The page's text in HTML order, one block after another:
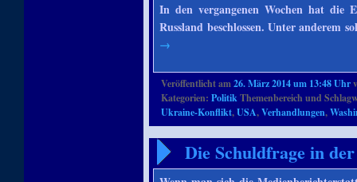
In den vergangenen Wochen hat die
Russland beschlossen. Unter
→
Veröffentlicht am26. März 2014 um 13:48 Uhr
Kategorien:PolitikThemenbereich und
Ukraine-Konflikt,USA,Verhandlungen,
Die Schuldfrage in